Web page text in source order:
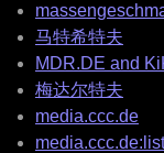
马特希特夫
MDR.DE and
梅达尔特夫
media.ccc.de